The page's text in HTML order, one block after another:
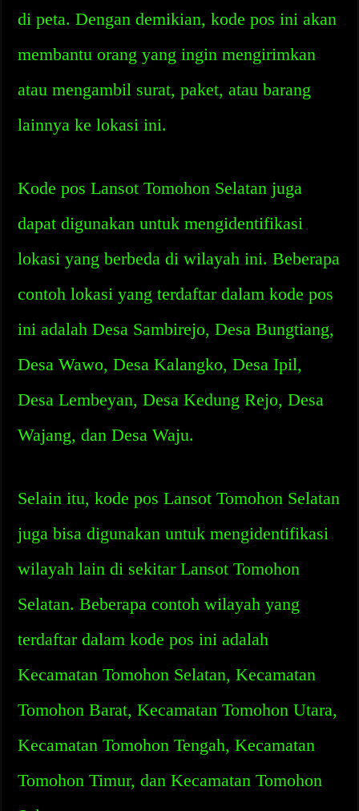
di peta. Dengan demikian, kode pos ini akan
membantu orang yang ingin mengirimkan
atau mengambil surat, paket, atau barang
lainnya ke lokasi ini.
Kode pos Lansot Tomohon Selatan juga
dapat digunakan untuk mengidentifikasi
lokasi yang berbeda di wilayah ini. Beberapa
contoh lokasi yang terdaftar dalam kode pos
ini adalah Desa Sambirejo, Desa Bungtiang,
Desa Wawo, Desa Kalangko, Desa Ipil,
Desa Lembeyan, Desa Kedung Rejo, Desa
Wajang, dan Desa Waju.
Selain itu, kode pos Lansot Tomohon Selatan
juga bisa digunakan untuk mengidentifikasi
wilayah lain di sekitar Lansot Tomohon
Selatan. Beberapa contoh wilayah yang
terdaftar dalam kode pos ini adalah
Kecamatan Tomohon Selatan, Kecamatan
Tomohon Barat, Kecamatan Tomohon Utara,
Kecamatan Tomohon Tengah, Kecamatan
Tomohon Timur, dan Kecamatan Tomohon